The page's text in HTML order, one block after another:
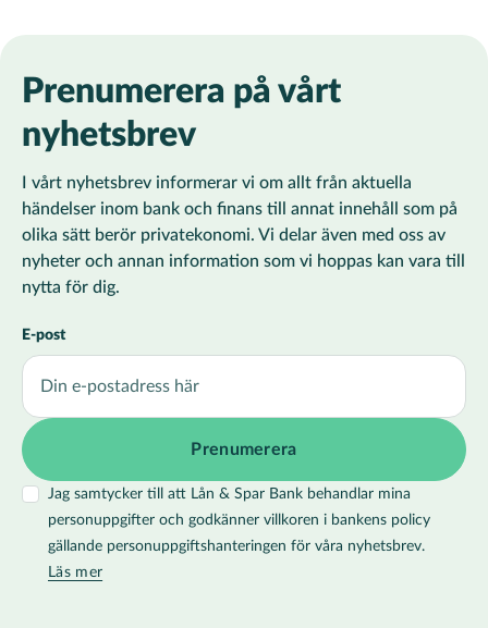
Prenumerera på vårt
nyhetsbrev
I vårt nyhetsbrev informerar vi om allt från aktuella
händelser inom bank och finans till annat innehåll som på
olika sätt berör privatekonomi. Vi delar även med oss av
nyheter och annan information som vi hoppas kan vara till
nytta för dig.
E-post
Jag samtycker till att Lån & Spar Bank behandlar mina
personuppgifter och godkänner villkoren i bankens policy
gällande personuppgiftshanteringen för våra nyhetsbrev.
Läs mer